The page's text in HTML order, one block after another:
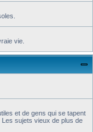
vie.
et de gens qui se tapent
sujets vieux de plus de